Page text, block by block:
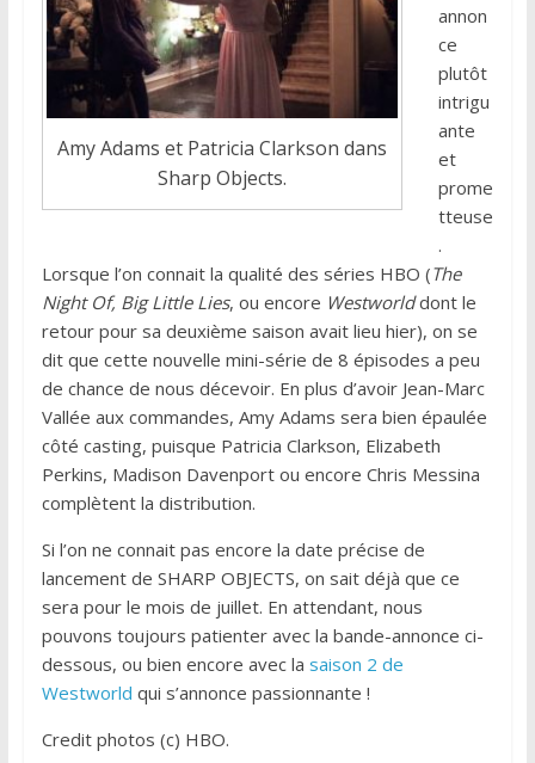
Amy Adams et Patricia Clarkson dans
Sharp Objects.
annon
ce
plutôt
intrigu
ante
et
prome
tteuse
.
Lorsque l’on connait la qualité des séries HBO (The
Night Of, Big Little Lies, ou encore Westworlddont le
retour pour sa deuxième saison avait lieu hier), on se
dit que cette nouvelle mini-série de 8 épisodes a peu
de chance de nous décevoir. En plus d’avoir Jean-Marc
Vallée aux commandes, Amy Adams sera bien épaulée
côté casting, puisque Patricia Clarkson, Elizabeth
Perkins, Madison Davenport ou encore Chris Messina
complètent la distribution.
Si l’on ne connait pas encore la date précise de
lancement de SHARP OBJECTS, on sait déjà que ce
sera pour le mois de juillet. En attendant, nous
pouvons toujours patienter avec la bande-annonce ci-
dessous, ou bien encore avec la saison 2 de
Westworld qui s’annonce passionnante !
Credit photos (c) HBO.